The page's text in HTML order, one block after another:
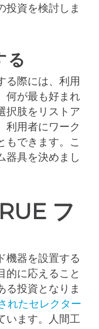
投資を検討しま
る
る際には、利用
何が最も好まれ
択肢をリストア
利用者にワーク
もできます。こ
器具を決めまし
フ
機器を設置する
的に応えること
る投資となりま
れたセレクター
います。人間工